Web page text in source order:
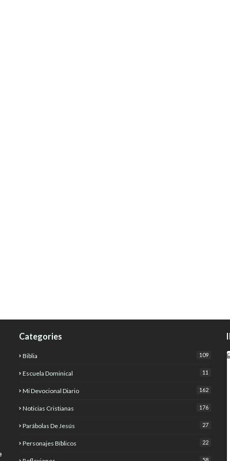
Categories
Biblia 109
Escuela Dominical 11
Mi Devocional Diario 162
Noticias Cristianas 176
Parábolas De Jesús 27
Personajes Bíblicos 22